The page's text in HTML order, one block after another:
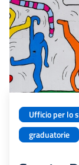
Ufficio per lo
graduatorie